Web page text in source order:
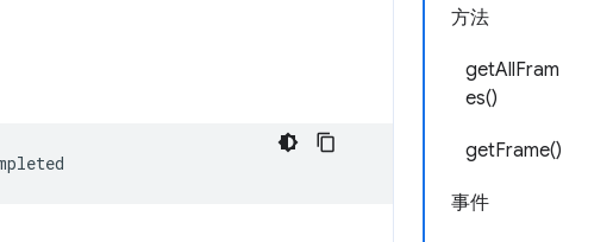
方法
getAllFram
es()
getFrame()
事件